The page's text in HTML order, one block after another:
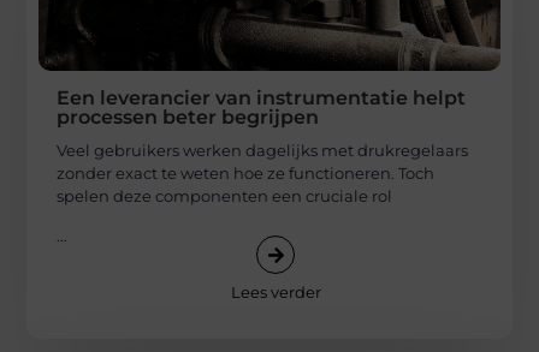
Een leverancier van instrumentatie helpt
processen beter begrijpen
Veel gebruikers werken dagelijks met drukregelaars
zonder exact te weten hoe ze functioneren. Toch
spelen deze componenten een cruciale rol
...
Lees verder